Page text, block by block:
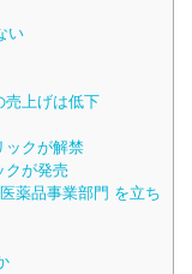
い
売上げは低下
ックが解禁
クが発売
薬品事業部門 を立ち